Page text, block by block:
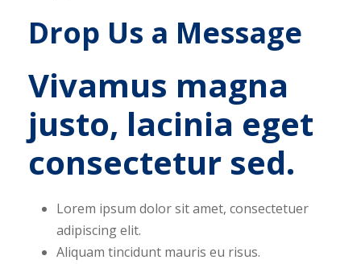
Drop Us a Message
Vivamus magna
justo, lacinia eget
consectetur sed.
Lorem ipsum dolor sit amet, consectetuer
adipiscing elit.
Aliquam tincidunt mauris eu risus.